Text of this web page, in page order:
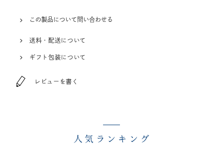
この製品について問い合わせる
送料・配送について
ギフト包装について
レビューを書く
人気ランキング